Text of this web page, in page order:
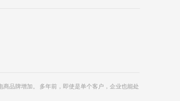
品牌增加。 多年前，即使是单个客户，企业也能处